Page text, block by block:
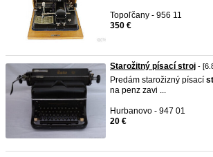
Topoľčany - 956 11
350 €
Starožitný písací stroj -
Predám starožizný písací
na penz zavi ...
Hurbanovo - 947 01
20 €